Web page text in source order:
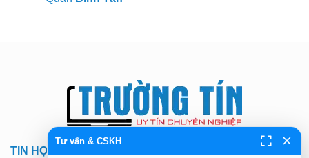
TIN HỌC TRƯỜNG TÍN TPHCM
Tư vấn & CSKH